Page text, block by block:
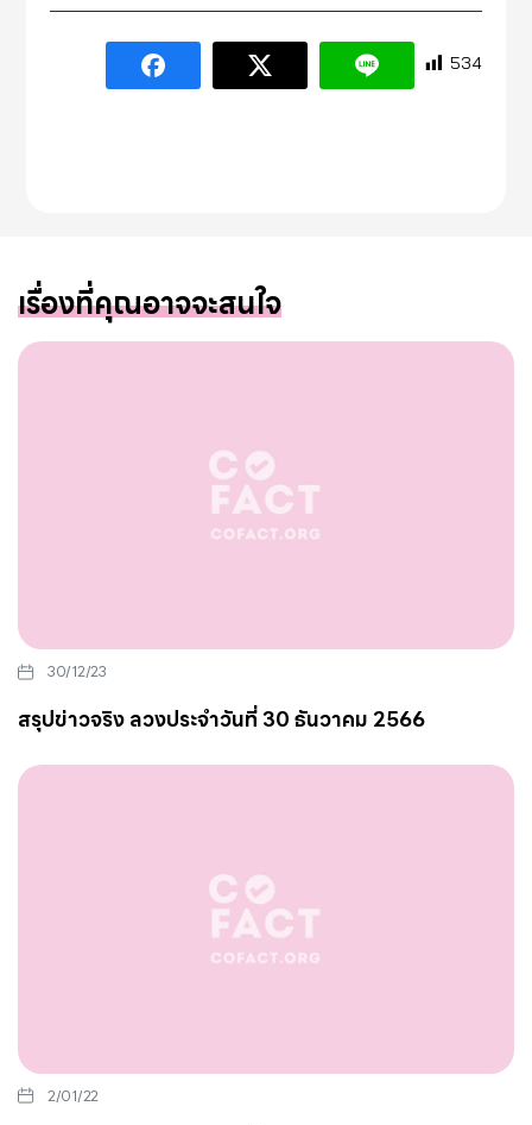
534
เรื่องที่คุณอาจจะสนใจ
30/12/23
สรุปข่าวจริง ลวงประจำวันที่ 30 ธันวาคม 2566
2/01/22